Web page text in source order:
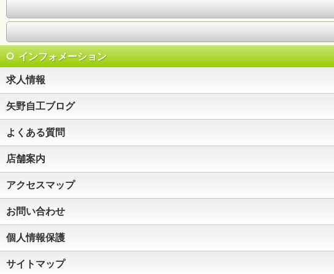
インフォメーション
求人情報
矢野自工ブログ
よくある質問
店舗案内
アクセスマップ
お問い合わせ
個人情報保護
サイトマップ